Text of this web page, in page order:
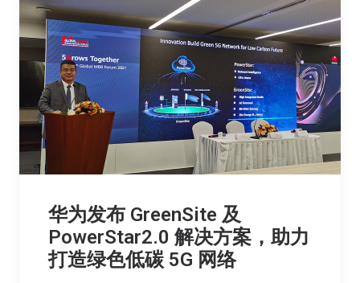
华为发布 GreenSite 及
PowerStar2.0 解决方案，助力
打造绿色低碳 5G 网络